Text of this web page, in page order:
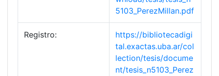
5103_PerezMillan.pdf
Registro:
https://bibliotecadigi
tal.exactas.uba.ar/col
lection/tesis/docume
nt/tesis_n5103_Perez